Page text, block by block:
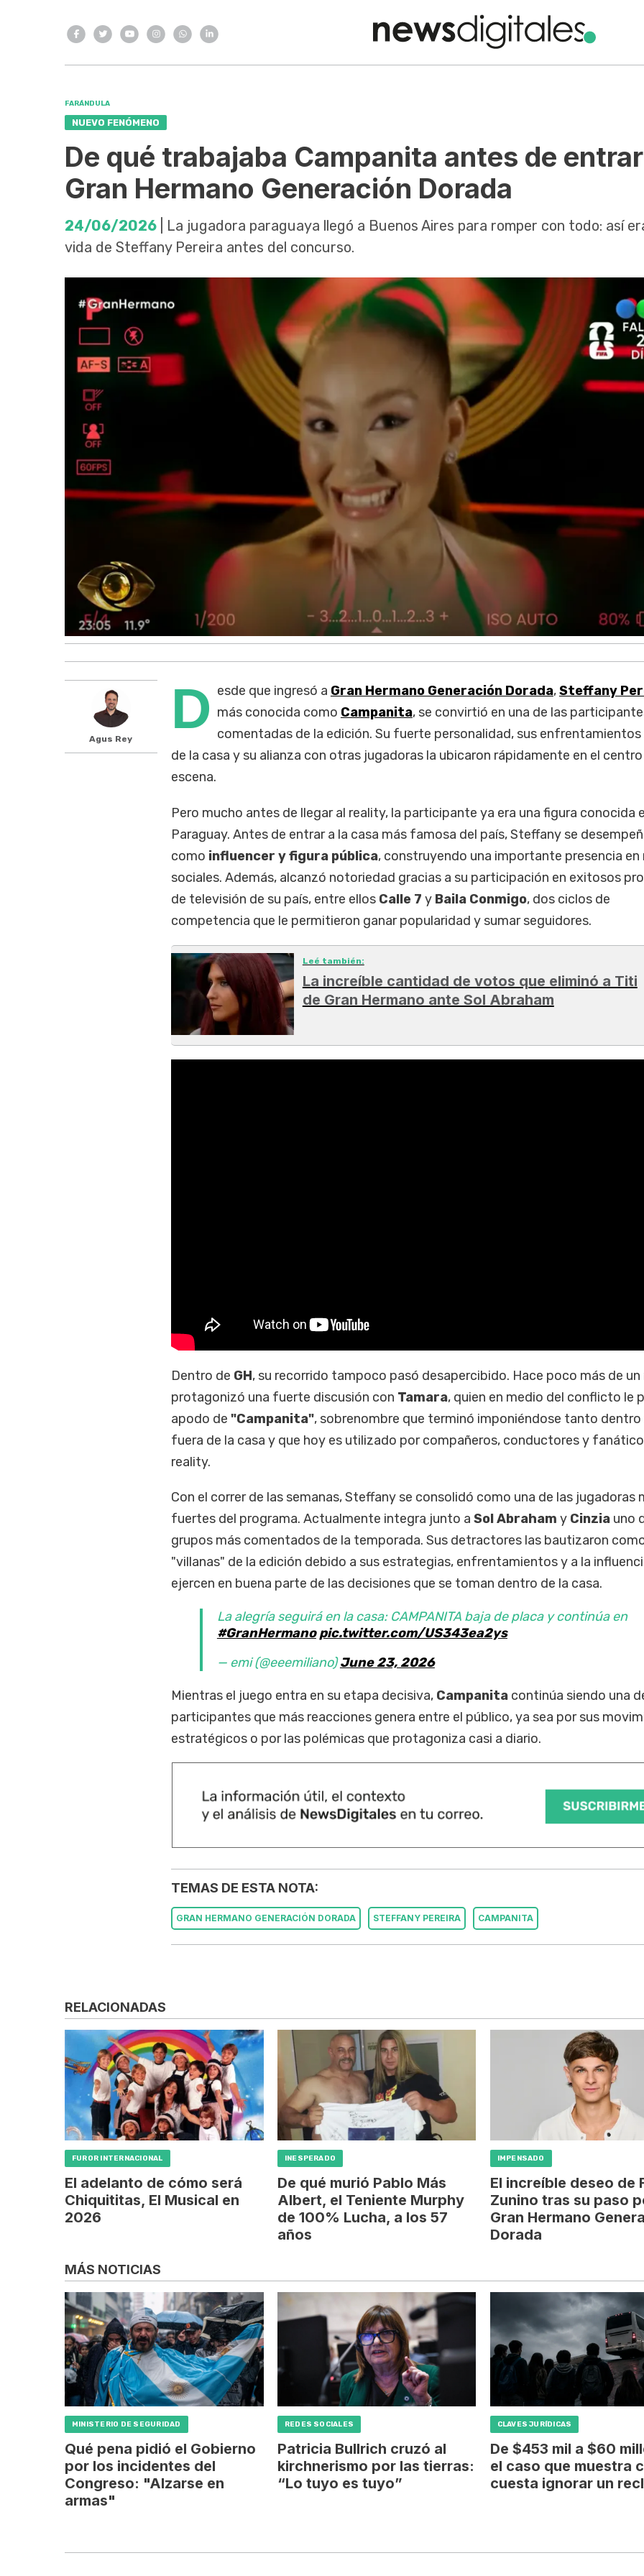
FARÁNDULA
NUEVO FENÓMENO
De qué trabajaba Campanita antes de
Gran Hermano Generación Dorada
24/06/2026 | La jugadora paraguaya llegó a Buenos Aires para romper con todo: así
vida de Steffany Pereira antes del concurso.
Agus Rey D esde que ingresó a Gran Hermano Generación Dorada,Steffany
más conocida como Campanita, se convirtió en una de las
comentadas de la edición. Su fuerte personalidad, sus
de la casa y su alianza con otras jugadoras la ubicaron rápidamente en el centro
escena.
Pero mucho antes de llegar al reality, la participante ya era una figura conocida
Paraguay. Antes de entrar a la casa más famosa del país, Steffany se
como influencer y figura pública, construyendo una importante presencia en
sociales. Además, alcanzó notoriedad gracias a su participación en exitosos
de televisión de su país, entre ellos Calle 7 y Baila Conmigo, dos ciclos de
competencia que le permitieron ganar popularidad y sumar seguidores.
Leé también:
La increíble cantidad de votos que eliminó a Titi
de Gran Hermano ante Sol Abraham
Dentro de GH, su recorrido tampoco pasó desapercibido. Hace poco más de un
protagonizó una fuerte discusión con Tamara, quien en medio del conflicto le
apodo de "Campanita", sobrenombre que terminó imponiéndose tanto
fuera de la casa y que hoy es utilizado por compañeros, conductores y
reality.
Con el correr de las semanas, Steffany se consolidó como una de las jugadoras
fuertes del programa. Actualmente integra junto a Sol Abraham y Cinziauno
grupos más comentados de la temporada. Sus detractores las bautizaron
"villanas" de la edición debido a sus estrategias, enfrentamientos y a la
ejercen en buena parte de las decisiones que se toman dentro de la casa.
La alegría seguirá en la casa: CAMPANITA baja de placa y continúa en
#GranHermano pic.twitter.com/US343ea2ys
— emi (@eeemiliano)June 23, 2026
Mientras el juego entra en su etapa decisiva, Campanita continúa siendo una
participantes que más reacciones genera entre el público, ya sea por sus
estratégicos o por las polémicas que protagoniza casi a diario.
TEMAS DE ESTA NOTA:
GRAN HERMANO GENERACIÓN DORADA STEFFANY PEREIRA CAMPANITA
RELACIONADAS
FUROR INTERNACIONAL
El adelanto de cómo será
Chiquititas, El Musical en
2026
INESPERADO
De qué murió Pablo Más
Albert, el Teniente Murphy
de 100% Lucha, a los 57
años
IMPENSADO
El increíble deseo de
Zunino tras su paso
Gran Hermano
Dorada
MÁS NOTICIAS
MINISTERIO DE SEGURIDAD
Qué pena pidió el Gobierno
por los incidentes del
Congreso: "Alzarse en
armas"
REDES SOCIALES
Patricia Bullrich cruzó al
kirchnerismo por las tierras:
“Lo tuyo es tuyo”
CLAVES JURÍDICAS
De $453 mil a $60
el caso que muestra
cuesta ignorar un